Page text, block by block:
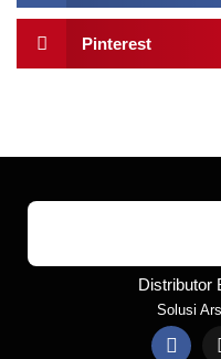
Pinterest
Distributor
Solusi